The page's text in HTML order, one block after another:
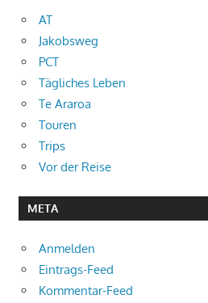
AT
Jakobsweg
PCT
Tägliches Leben
Te Araroa
Touren
Trips
Vor der Reise
META
Anmelden
Eintrags-Feed
Kommentar-Feed